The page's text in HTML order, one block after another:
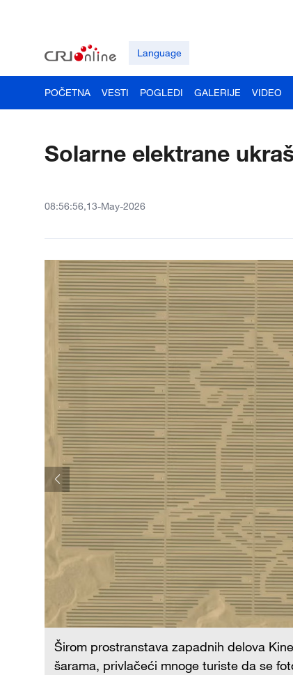
Language
POČETNA VESTI POGLEDI GALERIJE VIDEO
Solarne elektrane
08:56:56,13-May-2026
Širom prostranstava zapadnih delova
šarama, privlačeći mnoge turiste da se